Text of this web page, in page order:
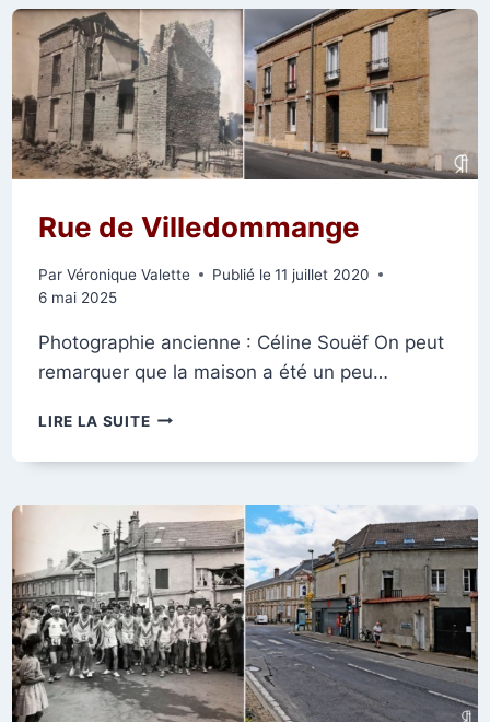
À
BRAS
Rue de Villedommange
Par Véronique Valette Publié le 11 juillet 2020
6 mai 2025
Photographie ancienne : Céline Souëf On peut
remarquer que la maison a été un peu…
LIRE LA SUITERUE
VILLEDOMMANGE